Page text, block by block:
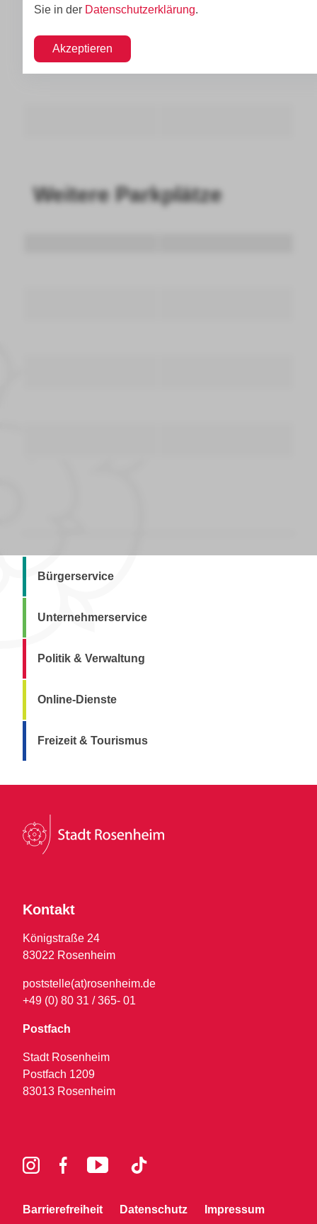
Weitere Parkplätze
Sie in der Datenschutzerklärung.
Akzeptieren
Bürgerservice
Unternehmerservice
Politik & Verwaltung
Online-Dienste
Freizeit & Tourismus
Kontakt
Königstraße 24
83022 Rosenheim
poststelle(at)rosenheim.de
+49 (0) 80 31 / 365- 01
Postfach
Stadt Rosenheim
Postfach 1209
83013 Rosenheim
Barrierefreiheit Datenschutz Impressum